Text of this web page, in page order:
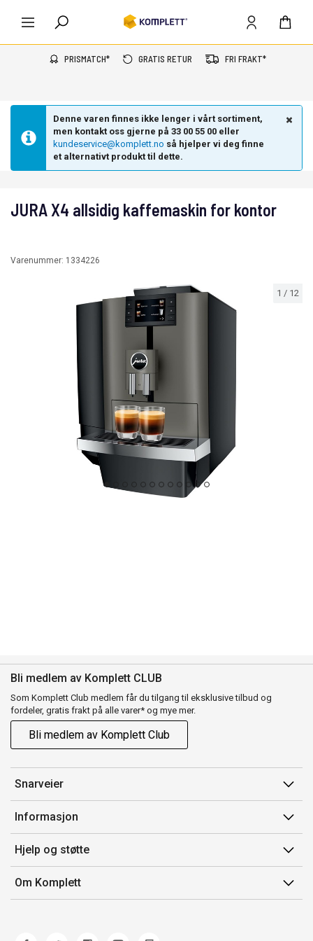
PRISMATCH* GRATIS RETUR FRI FRAKT*
Denne varen finnes ikke lenger i vårt sortiment,
men kontakt oss gjerne på 33 00 55 00 eller
kundeservice@komplett.no så hjelper vi deg finne
et alternativt produkt til dette.
1 / 12
JURA X4 allsidig kaffemaskin for kontor
Varenummer: 1334226
Bli medlem av Komplett CLUB
Som Komplett Club medlem får du tilgang til eksklusive tilbud og
fordeler, gratis frakt på alle varer* og mye mer.
Bli medlem av Komplett Club
Snarveier
Min side
Ordreoversikt
Flex
Komplett Club
Informasjon
Salgsbetingelser
Medlemsvilkår for Komplett Club
Merker/produsent
Hjelp og støtte
Kontakt oss
Kundeservice
Om Komplett